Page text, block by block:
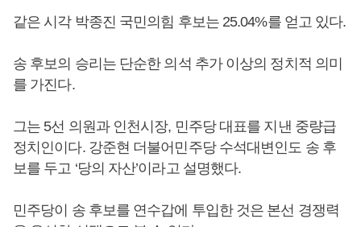
같은 시각 박종진 국민의힘 후보는 25.04%를 얻고 있다.
송 후보의 승리는 단순한 의석 추가 이상의 정치적 의미
를 가진다.
그는 5선 의원과 인천시장, 민주당 대표를 지낸 중량급
정치인이다. 강준현 더불어민주당 수석대변인도 송 후
보를 두고 ‘당의 자산’이라고 설명했다.
민주당이 송 후보를 연수갑에 투입한 것은 본선 경쟁력